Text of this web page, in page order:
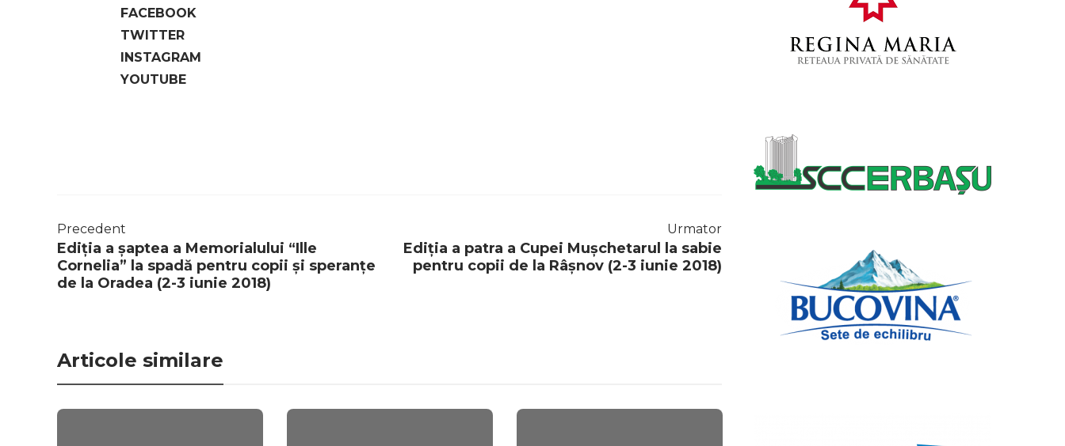
FACEBOOK
TWITTER
INSTAGRAM
YOUTUBE
Precedent
Ediția a șaptea a Memorialului “Ille
Cornelia” la spadă pentru copii și speranțe
de la Oradea (2-3 iunie 2018)
Urmator
Ediția a patra a Cupei Mușchetarul la sabie
pentru copii de la Râșnov (2-3 iunie 2018)
Articole similare